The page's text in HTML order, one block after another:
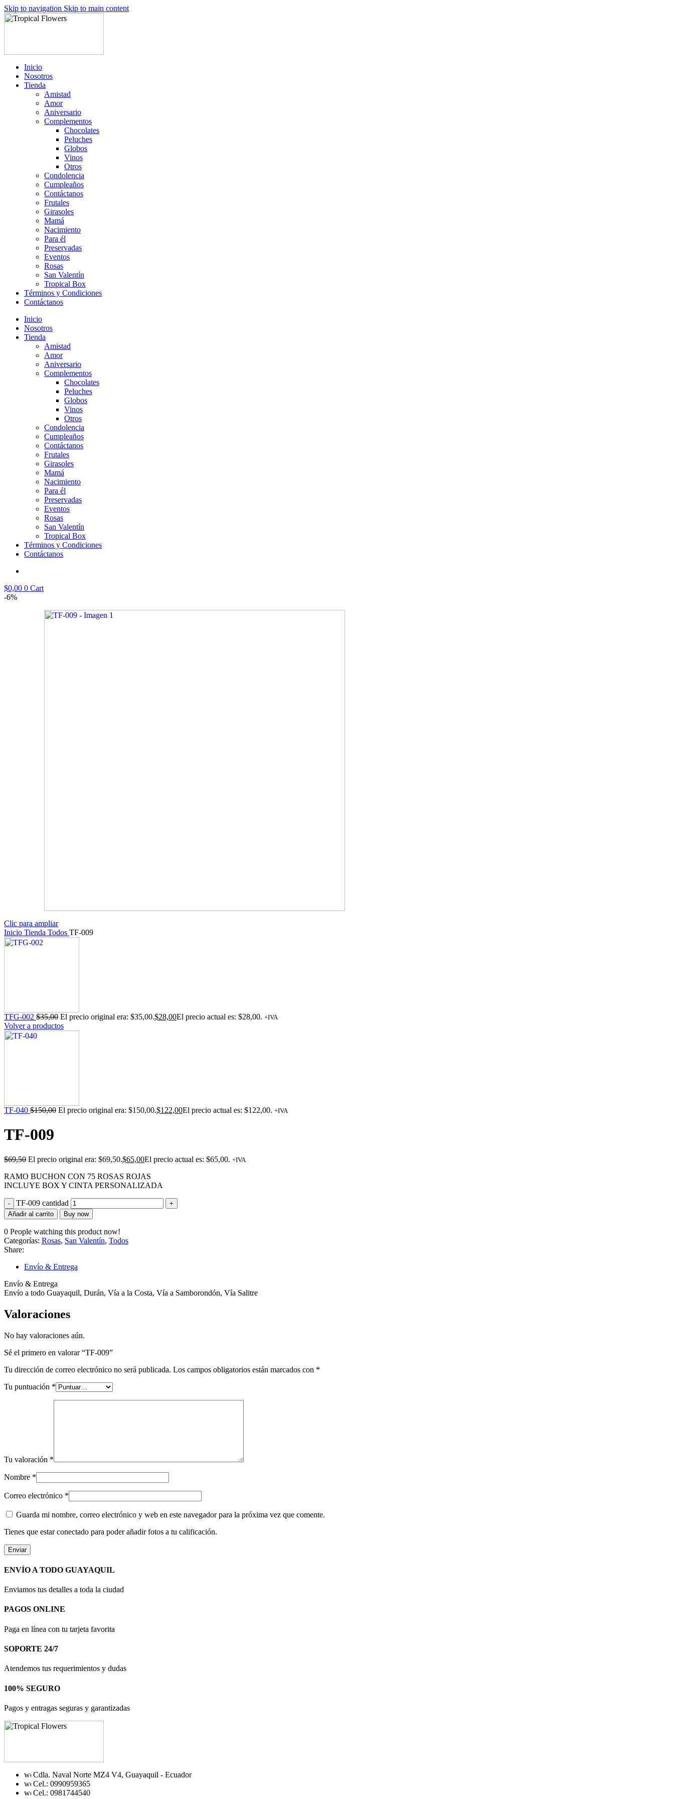
Skip to navigation Skip to main content
Inicio
Nosotros
Tienda
Amistad
Amor
Aniversario
Complementos
Chocolates
Peluches
Globos
Vinos
Otros
Condolencia
Cumpleaños
Contáctanos
Frutales
Girasoles
Mamá
Nacimiento
Para él
Preservadas
Eventos
Rosas
San Valentín
Tropical Box
Términos y Condiciones
Contáctanos
Inicio
Nosotros
Tienda
Amistad
Amor
Aniversario
Complementos
Chocolates
Peluches
Globos
Vinos
Otros
Condolencia
Cumpleaños
Contáctanos
Frutales
Girasoles
Mamá
Nacimiento
Para él
Preservadas
Eventos
Rosas
San Valentín
Tropical Box
Términos y Condiciones
Contáctanos
$0,00 0 Cart
-6%
Clic para ampliar
Inicio Tienda Todos TF-009
TFG-002 $35,00 El precio original era: $35,00.$28,00El precio actual es: $28,00. +IVA
Volver a productos
TF-040 $150,00 El precio original era: $150,00.$122,00El precio actual es: $122,00. +IVA
TF-009
$69,50 El precio original era: $69,50.$65,00El precio actual es: $65,00. +IVA
RAMO BUCHON CON 75 ROSAS ROJAS
INCLUYE BOX Y CINTA PERSONALIZADA
TF-009 cantidad
Añadir al carrito Buy now
0 People watching this product now!
Categorías: Rosas, San Valentín, Todos
Share:
Envío & Entrega
Envío & Entrega
Envío a todo Guayaquil, Durán, Vía a la Costa, Vía a Samborondón, Vía Salitre
Valoraciones
No hay valoraciones aún.
Sé el primero en valorar “TF-009”
Tu dirección de correo electrónico no será publicada. Los campos obligatorios están marcados con *
Tu puntuación *
Tu valoración *
Nombre *
Correo electrónico *
Guarda mi nombre, correo electrónico y web en este navegador para la próxima vez que comente.
Tienes que estar conectado para poder añadir fotos a tu calificación.
ENVÍO A TODO GUAYAQUIL
Enviamos tus detalles a toda la ciudad
PAGOS ONLINE
Paga en línea con tu tarjeta favorita
SOPORTE 24/7
Atendemos tus requerimientos y dudas
100% SEGURO
Pagos y entragas seguras y garantizadas
Cdla. Naval Norte MZ4 V4, Guayaquil - Ecuador
Cel.: 0990959365
Cel.: 0981744540